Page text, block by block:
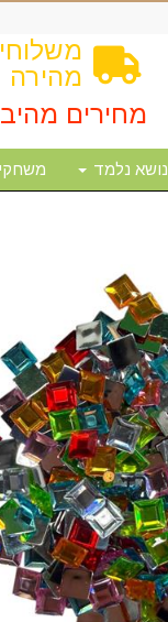
מהירה
מחירים
נושא נלמד